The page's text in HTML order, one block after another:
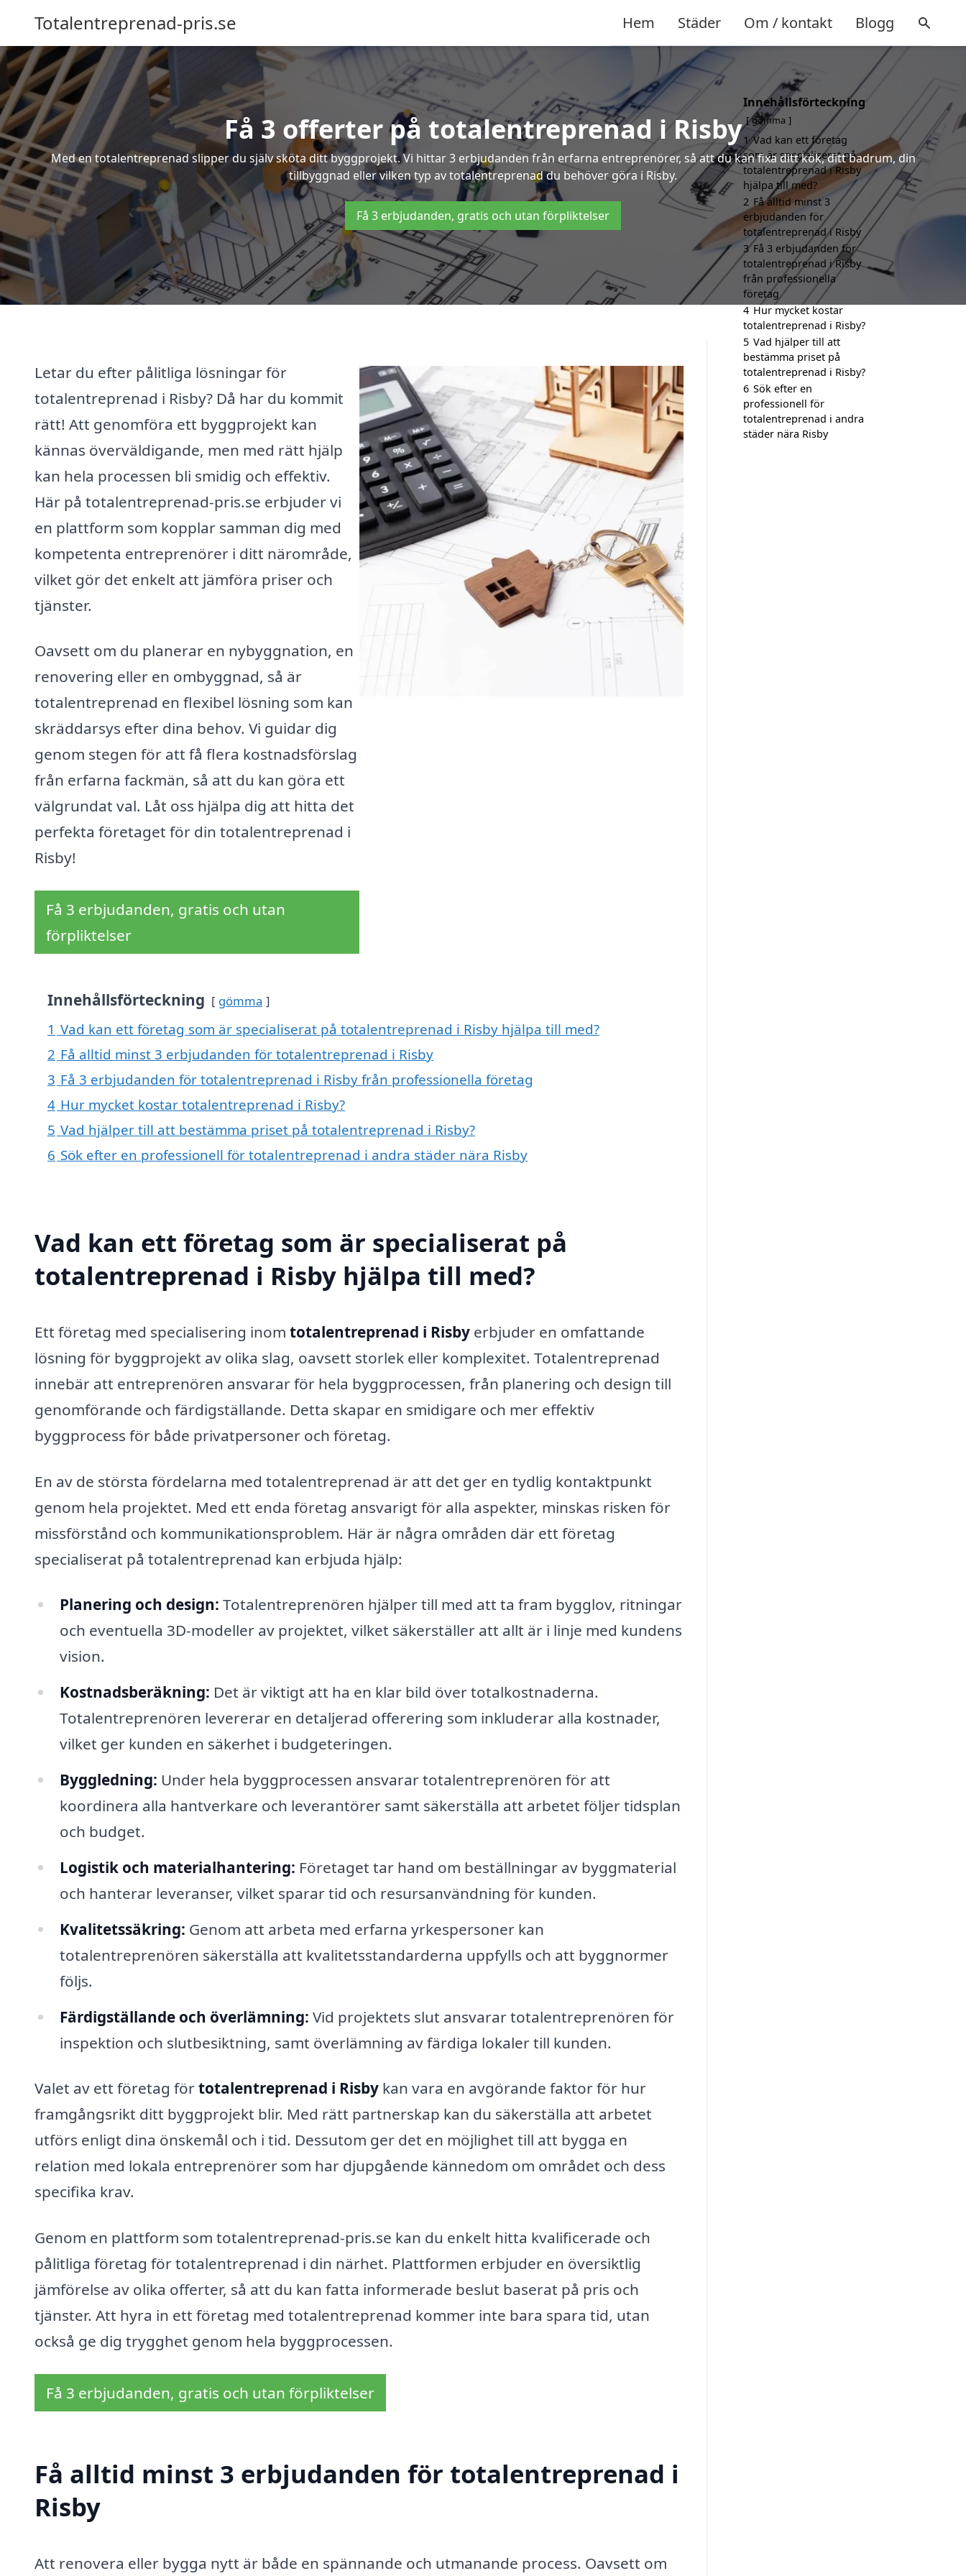
Totalentreprenad-pris.se Hem Städer Om / kontakt Blogg
Få 3 offerter på totalentreprenad i Risby
Med en totalentreprenad slipper du själv sköta ditt byggprojekt. Vi hittar 3 erbjudanden från erfarna entreprenörer, så att du kan fixa ditt kök, ditt badrum, din
tillbyggnad eller vilken typ av totalentreprenad du behöver göra i Risby.
Få 3 erbjudanden, gratis och utan förpliktelser
Letar du efter pålitliga lösningar för
totalentreprenad i Risby? Då har du kommit
rätt! Att genomföra ett byggprojekt kan
kännas överväldigande, men med rätt hjälp
kan hela processen bli smidig och effektiv.
Här på totalentreprenad-pris.se erbjuder vi
en plattform som kopplar samman dig med
kompetenta entreprenörer i ditt närområde,
vilket gör det enkelt att jämföra priser och
tjänster.
Oavsett om du planerar en nybyggnation, en
renovering eller en ombyggnad, så är
totalentreprenad en flexibel lösning som kan
skräddarsys efter dina behov. Vi guidar dig
genom stegen för att få flera kostnadsförslag
från erfarna fackmän, så att du kan göra ett
välgrundat val. Låt oss hjälpa dig att hitta det
perfekta företaget för din totalentreprenad i
Risby!
Få 3 erbjudanden, gratis och utan
förpliktelser
Innehållsförteckning gömma
1 Vad kan ett företag som är specialiserat på totalentreprenad i Risby hjälpa till med?
2 Få alltid minst 3 erbjudanden för totalentreprenad i Risby
3 Få 3 erbjudanden för totalentreprenad i Risby från professionella företag
4 Hur mycket kostar totalentreprenad i Risby?
5 Vad hjälper till att bestämma priset på totalentreprenad i Risby?
6 Sök efter en professionell för totalentreprenad i andra städer nära Risby
Vad kan ett företag som är specialiserat på
totalentreprenad i Risby hjälpa till med?
Ett företag med specialisering inom totalentreprenad i Risby erbjuder en omfattande
lösning för byggprojekt av olika slag, oavsett storlek eller komplexitet. Totalentreprenad
innebär att entreprenören ansvarar för hela byggprocessen, från planering och design till
genomförande och färdigställande. Detta skapar en smidigare och mer effektiv
byggprocess för både privatpersoner och företag.
En av de största fördelarna med totalentreprenad är att det ger en tydlig kontaktpunkt
genom hela projektet. Med ett enda företag ansvarigt för alla aspekter, minskas risken för
missförstånd och kommunikationsproblem. Här är några områden där ett företag
specialiserat på totalentreprenad kan erbjuda hjälp:
Planering och design: Totalentreprenören hjälper till med att ta fram bygglov, ritningar
och eventuella 3D-modeller av projektet, vilket säkerställer att allt är i linje med kundens
vision.
Kostnadsberäkning: Det är viktigt att ha en klar bild över totalkostnaderna.
Totalentreprenören levererar en detaljerad offerering som inkluderar alla kostnader,
vilket ger kunden en säkerhet i budgeteringen.
Byggledning: Under hela byggprocessen ansvarar totalentreprenören för att
koordinera alla hantverkare och leverantörer samt säkerställa att arbetet följer tidsplan
och budget.
Logistik och materialhantering: Företaget tar hand om beställningar av byggmaterial
och hanterar leveranser, vilket sparar tid och resursanvändning för kunden.
Kvalitetssäkring: Genom att arbeta med erfarna yrkespersoner kan
totalentreprenören säkerställa att kvalitetsstandarderna uppfylls och att byggnormer
följs.
Färdigställande och överlämning: Vid projektets slut ansvarar totalentreprenören för
inspektion och slutbesiktning, samt överlämning av färdiga lokaler till kunden.
Valet av ett företag förtotalentreprenad i Risby kan vara en avgörande faktor för hur
framgångsrikt ditt byggprojekt blir. Med rätt partnerskap kan du säkerställa att arbetet
utförs enligt dina önskemål och i tid. Dessutom ger det en möjlighet till att bygga en
relation med lokala entreprenörer som har djupgående kännedom om området och dess
specifika krav.
Genom en plattform som totalentreprenad-pris.se kan du enkelt hitta kvalificerade och
pålitliga företag för totalentreprenad i din närhet. Plattformen erbjuder en översiktlig
jämförelse av olika offerter, så att du kan fatta informerade beslut baserat på pris och
tjänster. Att hyra in ett företag med totalentreprenad kommer inte bara spara tid, utan
också ge dig trygghet genom hela byggprocessen.
Få 3 erbjudanden, gratis och utan förpliktelser
Få alltid minst 3 erbjudanden för totalentreprenad i
Risby
Att renovera eller bygga nytt är både en spännande och utmanande process. Oavsett om
Innehållsförteckning
gömma
1 Vad kan ett företag
som är specialiserat på
totalentreprenad i Risby
hjälpa till med?
2 Få alltid minst 3
erbjudanden för
totalentreprenad i Risby
3 Få 3 erbjudanden för
totalentreprenad i Risby
från professionella
företag
4 Hur mycket kostar
totalentreprenad i Risby?
5 Vad hjälper till att
bestämma priset på
totalentreprenad i Risby?
6 Sök efter en
professionell för
totalentreprenad i andra
städer nära Risby